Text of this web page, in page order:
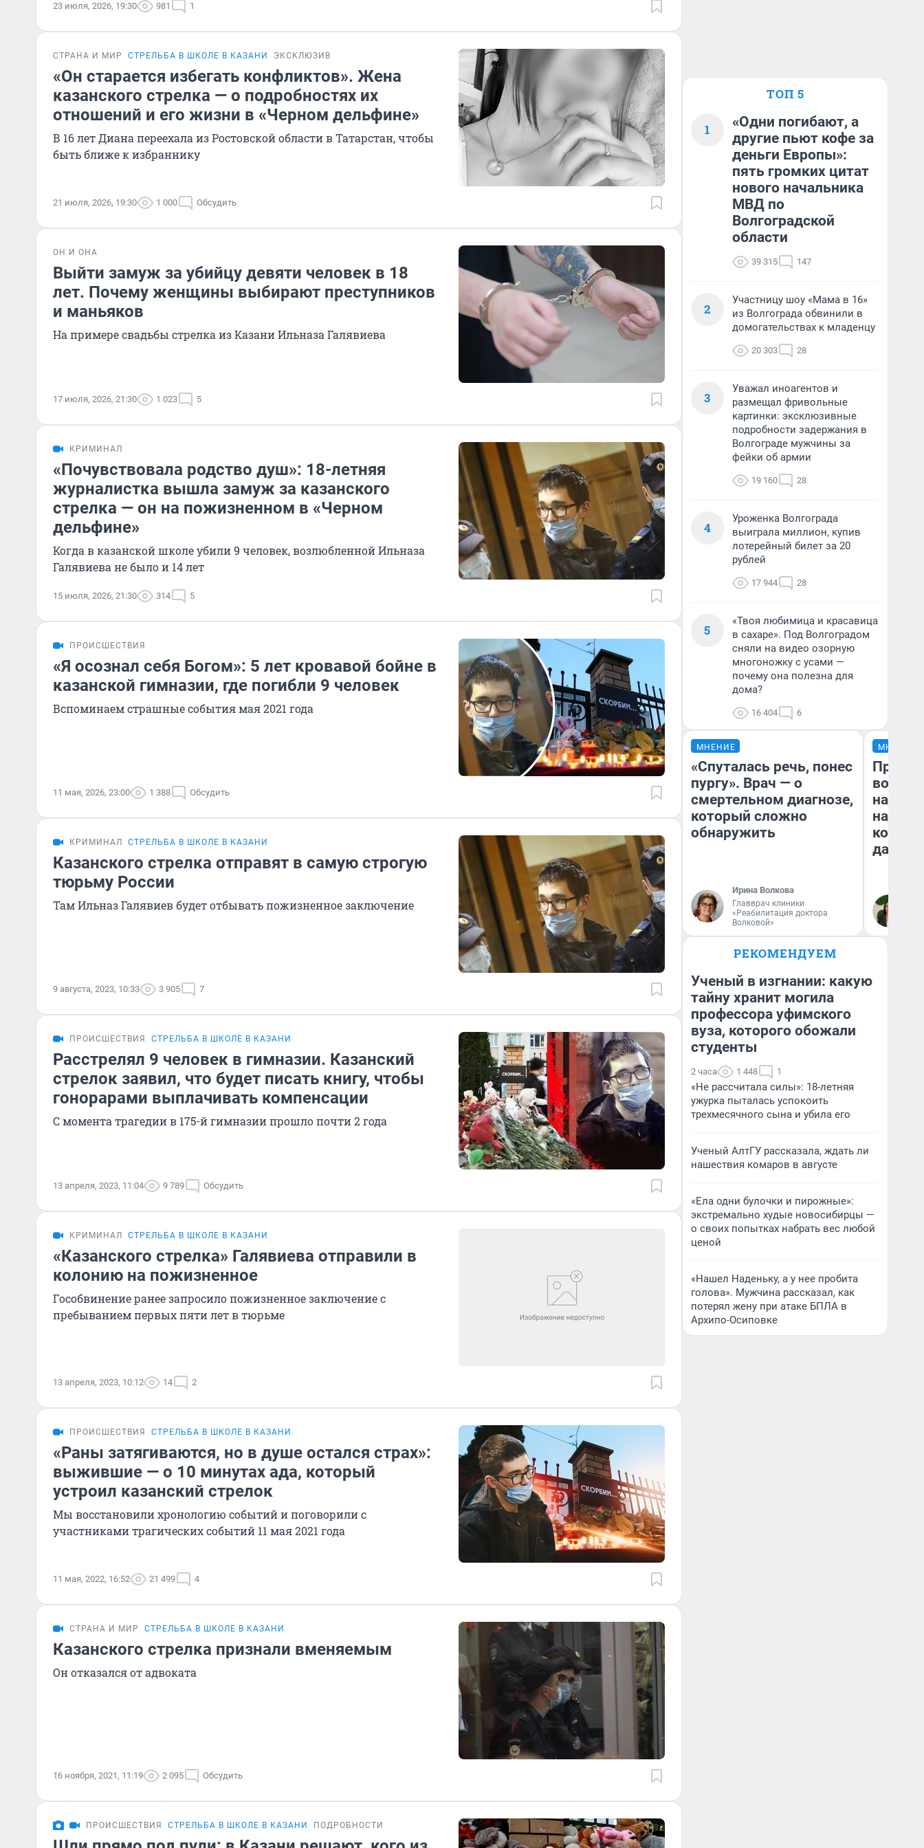
23 июля, 2026, 19:30 981 1
СТРАНА И МИР СТРЕЛЬБА В ШКОЛЕ В КАЗАНИ ЭКСКЛЮЗИВ
«Он старается избегать конфликтов». Жена
казанского стрелка — о подробностях их
отношений и его жизни в «Черном дельфине»
В 16 лет Диана переехала из Ростовской области в Татарстан, чтобы
быть ближе к избраннику
21 июля, 2026, 19:30 1 000 Обсудить
ОН И ОНА
Выйти замуж за убийцу девяти человек в 18
лет. Почему женщины выбирают преступников
и маньяков
На примере свадьбы стрелка из Казани Ильназа Галявиева
17 июля, 2026, 21:30 1 023 5
КРИМИНАЛ
«Почувствовала родство душ»: 18-летняя
журналистка вышла замуж за казанского
стрелка — он на пожизненном в «Черном
дельфине»
Когда в казанской школе убили 9 человек, возлюбленной Ильназа
Галявиева не было и 14 лет
15 июля, 2026, 21:30 314 5
ПРОИСШЕСТВИЯ
«Я осознал себя Богом»: 5 лет кровавой бойне в
казанской гимназии, где погибли 9 человек
Вспоминаем страшные события мая 2021 года
11 мая, 2026, 23:00 1 388 Обсудить
КРИМИНАЛ СТРЕЛЬБА В ШКОЛЕ В КАЗАНИ
Казанского стрелка отправят в самую строгую
тюрьму России
Там Ильназ Галявиев будет отбывать пожизненное заключение
9 августа, 2023, 10:33 3 905 7
ПРОИСШЕСТВИЯ СТРЕЛЬБА В ШКОЛЕ В КАЗАНИ
Расстрелял 9 человек в гимназии. Казанский
стрелок заявил, что будет писать книгу, чтобы
гонорарами выплачивать компенсации
С момента трагедии в 175-й гимназии прошло почти 2 года
13 апреля, 2023, 11:04 9 789 Обсудить
КРИМИНАЛ СТРЕЛЬБА В ШКОЛЕ В КАЗАНИ
«Казанского стрелка» Галявиева отправили в
колонию на пожизненное
Гособвинение ранее запросило пожизненное заключение с
пребыванием первых пяти лет в тюрьме
13 апреля, 2023, 10:12 14 2
ПРОИСШЕСТВИЯ СТРЕЛЬБА В ШКОЛЕ В КАЗАНИ
«Раны затягиваются, но в душе остался страх»:
выжившие — о 10 минутах ада, который
устроил казанский стрелок
Мы восстановили хронологию событий и поговорили с
участниками трагических событий 11 мая 2021 года
11 мая, 2022, 16:52 21 499 4
СТРАНА И МИР СТРЕЛЬБА В ШКОЛЕ В КАЗАНИ
Казанского стрелка признали вменяемым
Он отказался от адвоката
16 ноября, 2021, 11:19 2 095 Обсудить
ПРОИСШЕСТВИЯ СТРЕЛЬБА В ШКОЛЕ В КАЗАНИ ПОДРОБНОСТИ
ТОП 5
1
«Одни погибают, а
другие пьют кофе за
деньги Европы»:
пять громких цитат
нового начальника
МВД по
Волгоградской
области
39 315 147
2
Участницу шоу «Мама в 16»
из Волгограда обвинили в
домогательствах к младенцу
20 303 28
3
Уважал иноагентов и
размещал фривольные
картинки: эксклюзивные
подробности задержания в
Волгограде мужчины за
фейки об армии
19 160 28
4
Уроженка Волгограда
выиграла миллион, купив
лотерейный билет за 20
рублей
17 944 28
5
«Твоя любимица и красавица
в сахаре». Под Волгоградом
сняли на видео озорную
многоножку с усами —
почему она полезна для
дома?
16 404 6
МНЕНИЕ
«Спуталась речь, понес
пургу». Врач — о
смертельном диагнозе,
который сложно
обнаружить
Ирина Волкова
Главврач клиники
«Реабилитация доктора
Волковой»
МНЕНИЕ
нам
даже
РЕКОМЕНДУЕМ
Ученый в изгнании: какую
тайну хранит могила
профессора уфимского
вуза, которого обожали
студенты
2 часа 1 448 1
«Не рассчитала силы»: 18-летняя
ужурка пыталась успокоить
трехмесячного сына и убила его
Ученый АлтГУ рассказала, ждать ли
нашествия комаров в августе
«Ела одни булочки и пирожные»:
экстремально худые новосибирцы —
о своих попытках набрать вес любой
ценой
«Нашел Наденьку, а у нее пробита
голова». Мужчина рассказал, как
потерял жену при атаке БПЛА в
Архипо-Осиповке